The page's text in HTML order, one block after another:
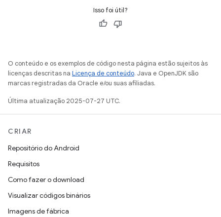
Isso foi útil?
O conteúdo e os exemplos de código nesta página estão sujeitos às
licenças descritas na Licença de conteúdo. Java e OpenJDK são
marcas registradas da Oracle e/ou suas afiliadas.
Última atualização 2025-07-27 UTC.
CRIAR
Repositório do Android
Requisitos
Como fazer o download
Visualizar códigos binários
Imagens de fábrica